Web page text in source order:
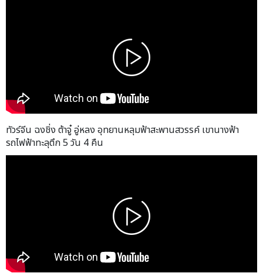
ทัวร์จีน ฉงชิ่ง ต้าจู๋ อู่หลง อุทยานหลุมฟ้าสะพานสวรรค์ เขานางฟ้า
รถไฟฟ้าทะลุตึก 5 วัน 4 คืน